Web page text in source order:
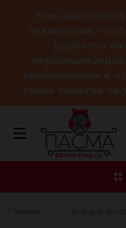
Наш сайт
технологии,
удобство
предпочтения в
также помогая